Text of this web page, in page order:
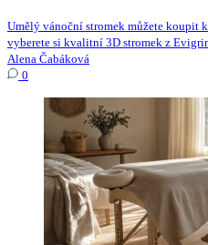
Umělý vánoční stromek můžete koupit
vyberete si kvalitní 3D stromek z
Alena Čabáková
0